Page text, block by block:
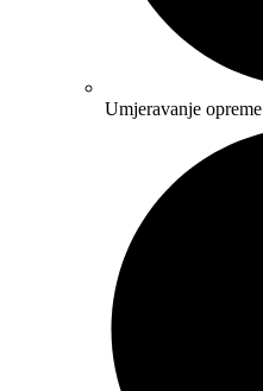
Umjeravanje opreme